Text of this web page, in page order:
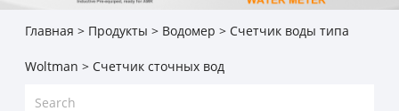
Главная > Продукты > Водомер > Счетчик воды типа
Woltman > Счетчик сточных вод